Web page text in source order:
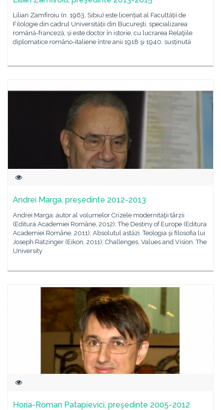
Lilian Zamfiroiu (n. 1963, Sibiu) este licențiat al Facultății de
Filologie din cadrul Universității din Bucureşti, specializarea
română-franceză, și este doctor în istorie, cu lucrarea Relaţiile
diplomatice româno-italiene între anii 1918 şi 1940, susținută
Andrei Marga, președinte 2012-2013
Andrei Marga: autor al volumelor Crizele modernităţii târzii
(Editura Academiei Române, 2012); The Destiny of Europe (Editura
Academiei Române, 2011); Absolutul astăzi. Teologia şi filosofia lui
Joseph Ratzinger (Eikon, 2011); Challenges, Values and Vision. The
University
Horia-Roman Patapievici, preşedinte 2005-2012